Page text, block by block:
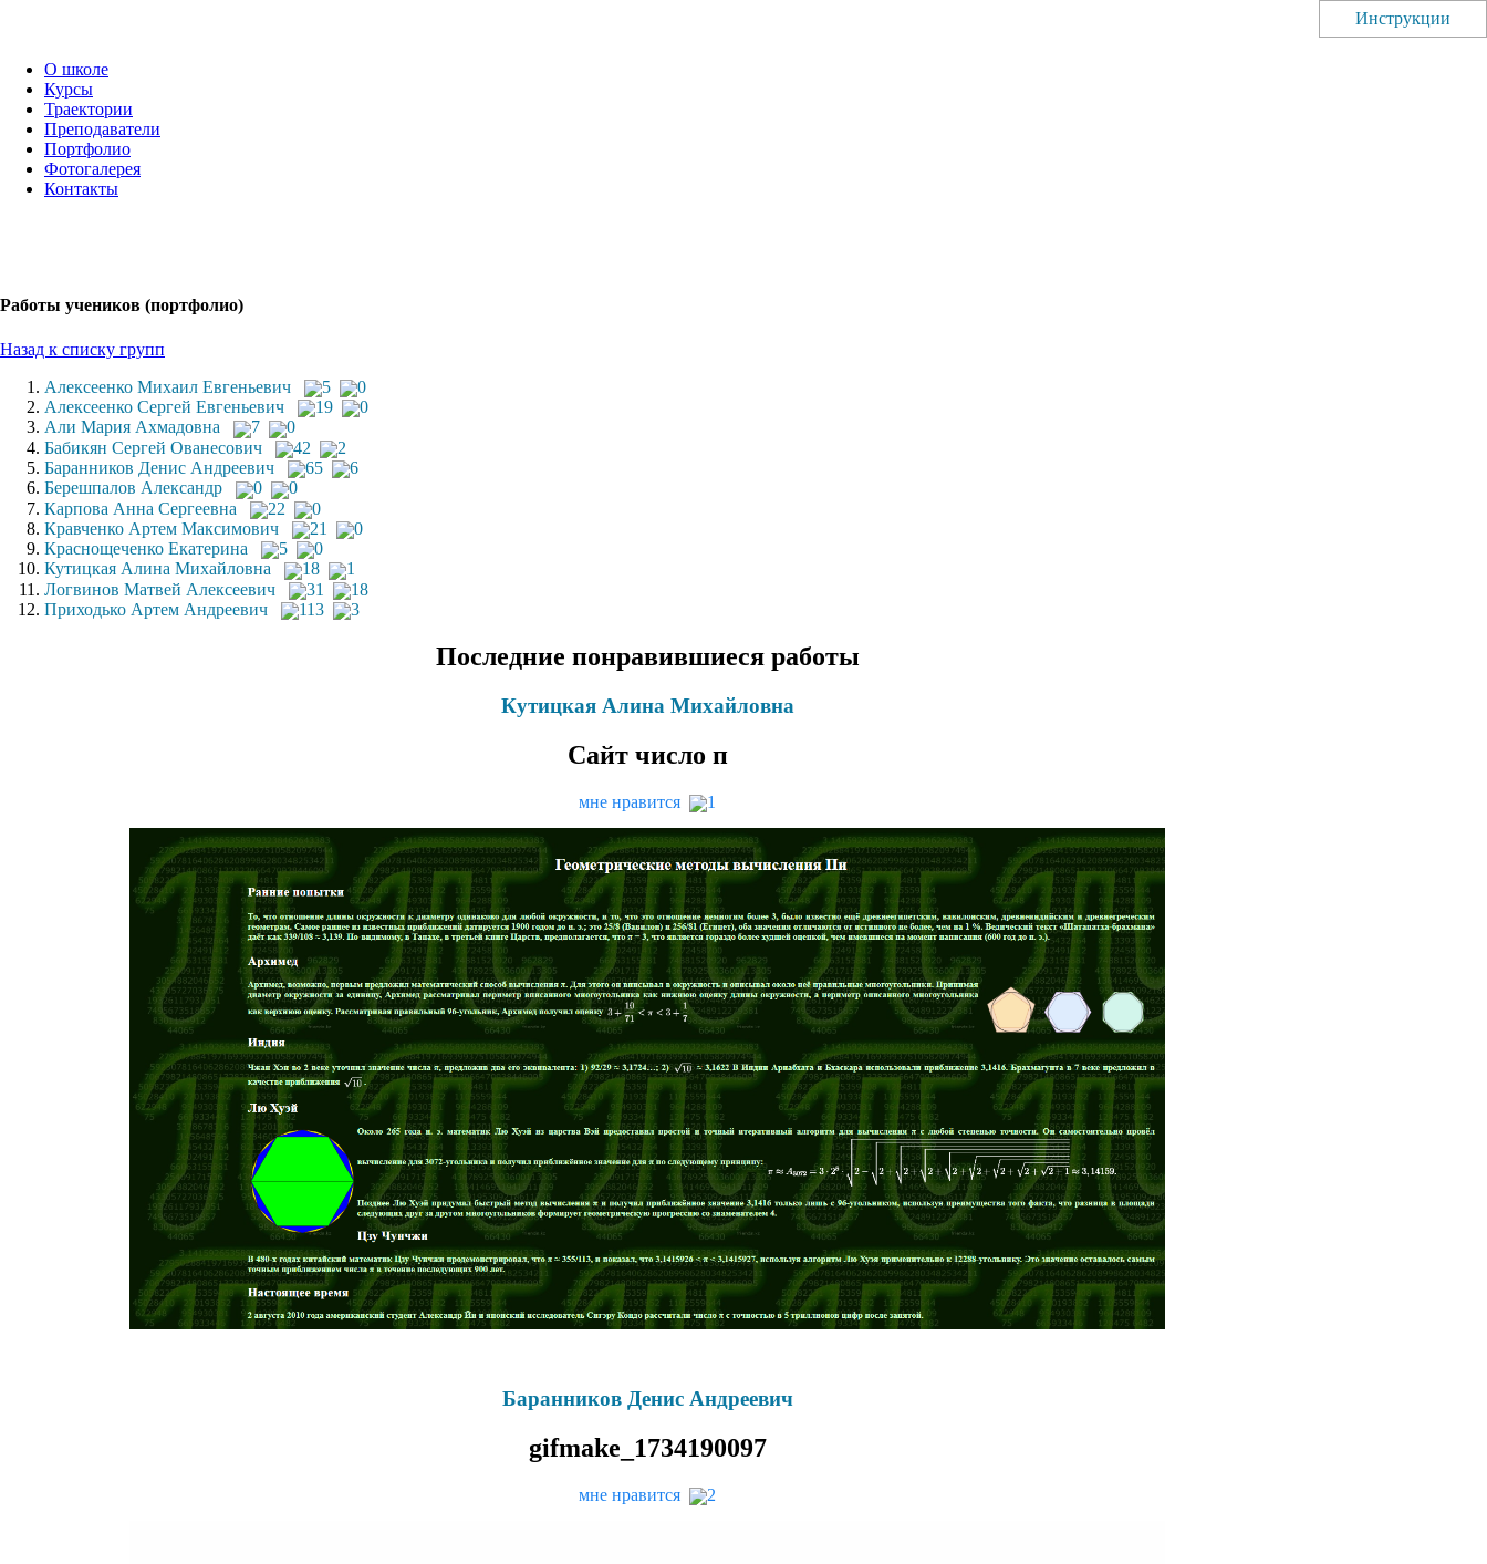
О школе
Курсы
Траектории
Преподаватели
Портфолио
Фотогалерея
Контакты
Работы учеников (портфолио)
Назад к списку групп
Инструкции
Алексеенко Михаил Евгеньевич 5
0
Алексеенко Сергей Евгеньевич
19
0
Али Мария Ахмадовна
7
0
Бабикян Сергей Ованесович
42
2
Баранников Денис Андреевич
65
6
Берешпалов Александр
0
0
Карпова Анна Сергеевна
22
0
Кравченко Артем Максимович
21
0
Краснощеченко Екатерина
5
0
Кутицкая Алина Михайловна
18
1
Логвинов Матвей Алексеевич
31
18
Приходько Артем Андреевич
113 3
Последние понравившиеся работы
Кутицкая Алина Михайловна
Сайт число п
мне нравится 1
Баранников Денис Андреевич
gifmake_ 1734190097
мне нравится 2